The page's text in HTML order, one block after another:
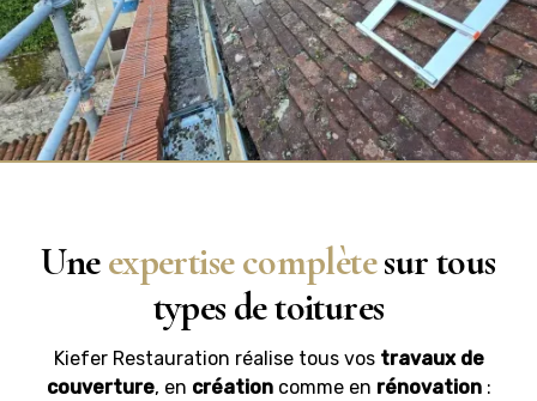
Uneexpertise complètesur tous
types de toitures
Kiefer Restauration réalise tous vos travaux de
couverture, en créationcomme en rénovation: